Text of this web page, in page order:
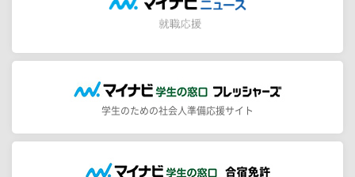
学生のための社会人準備応援サイト